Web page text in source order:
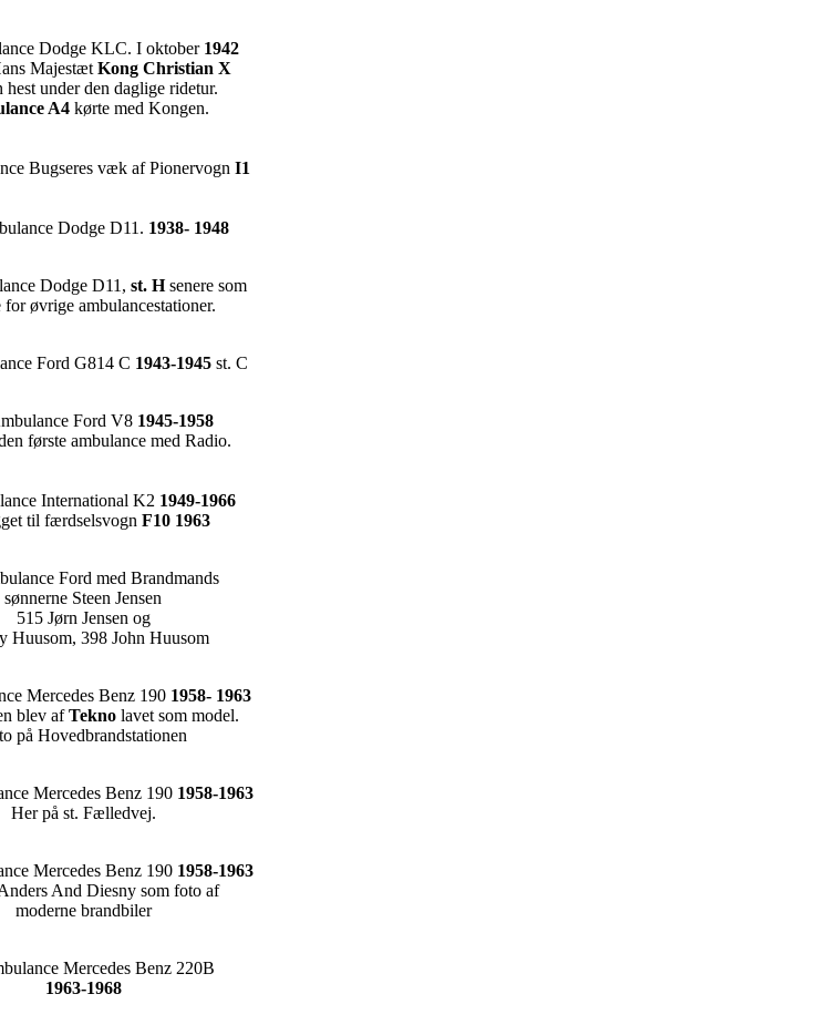
Dodge KLC. I oktober 1942
Majestæt Kong Christian X
hest under den daglige ridetur.
A4 kørte med Kongen.
Bugseres væk af Pionervogn I1
Dodge D11. 1938- 1948
Dodge D11, st. Hsenere som
for øvrige ambulancestationer.
Ford G814 C 1943-1945 st. C
Ford V8 1945-1958
første ambulance med Radio.
International K2 1949-1966
til færdselsvogn F10 1963
Ford med Brandmands
sønnerne Steen Jensen
515 Jørn Jensen og
Huusom, 398 John Huusom
Mercedes Benz 190 1958- 1963
blev afTekno lavet som model.
på Hovedbrandstationen
Mercedes Benz 190 1958-1963
Her på st. Fælledvej.
Mercedes Benz 190 1958-1963
And Diesny som foto af
moderne brandbiler
Mercedes Benz 220B
1963-1968